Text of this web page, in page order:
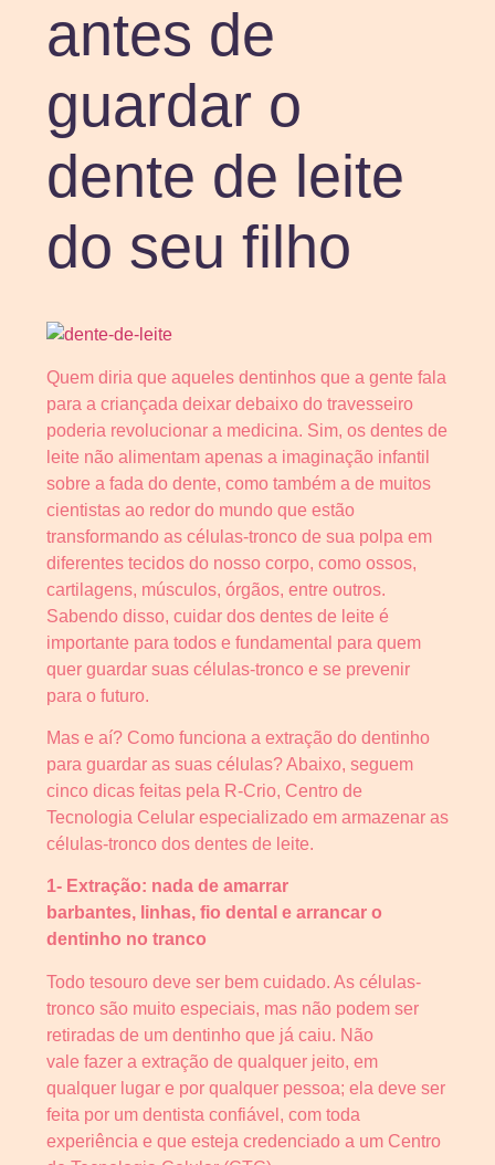
antes de
guardar o
dente de leite
do seu filho
Quem diria que aqueles dentinhos que a gente fala
para a criançada deixar debaixo do travesseiro
poderia revolucionar a medicina. Sim, os dentes de
leite não alimentam apenas a imaginação infantil
sobre a fada do dente, como também a de muitos
cientistas ao redor do mundo que estão
transformando as células-tronco de sua polpa em
diferentes tecidos do nosso corpo, como ossos,
cartilagens, músculos, órgãos, entre outros.
Sabendo disso, cuidar dos dentes de leite é
importante para todos e fundamental para quem
quer guardar suas células-tronco e se prevenir
para o futuro.
Mas e aí? Como funciona a extração do dentinho
para guardar as suas células? Abaixo, seguem
cinco dicas feitas pela R-Crio, Centro de
Tecnologia Celular especializado em armazenar as
células-tronco dos dentes de leite.
1- Extração: nada de amarrar
barbantes, linhas, fio dental e arrancar o
dentinho no tranco
Todo tesouro deve ser bem cuidado. As células-
tronco são muito especiais, mas não podem ser
retiradas de um dentinho que já caiu. Não
vale fazer a extração de qualquer jeito, em
qualquer lugar e por qualquer pessoa; ela deve ser
feita por um dentista confiável, com toda
experiência e que esteja credenciado a um Centro